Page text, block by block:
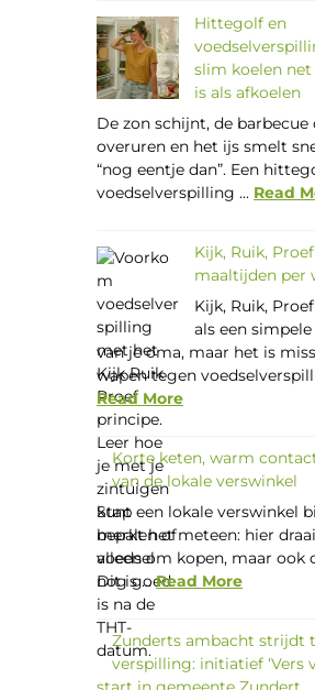
Hittegolf en
slim koelen
is als afkoelen
De zon schijnt, de barbecue
overuren en het ijs smelt
“nog eentje dan”. Een
voedselverspilling ... Read
Kijk, Ruik,
maaltijden per
Kijk, Ruik,
als een
van je oma, maar het is
wapen tegen
Read More
Korte keten, warm
van de lokale verswinkel
Stap een lokale verswinkel
merkt het meteen: hier
alleen om kopen, maar ook
Dit is ...Read More
Zunderts ambacht strijdt
verspilling: initiatief ‘Vers